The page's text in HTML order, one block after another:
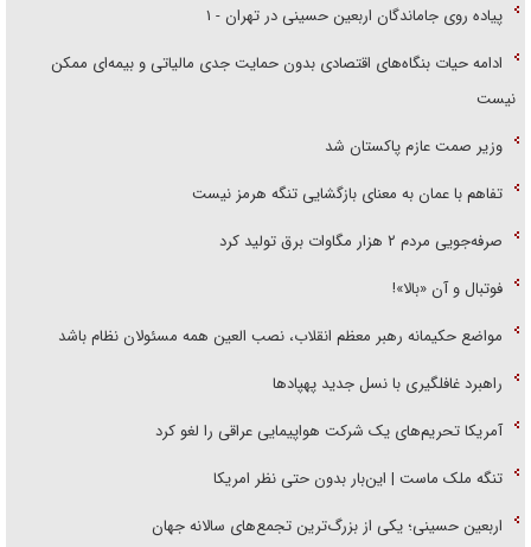
پیاده روی جاماندگان اربعین حسینی در تهران - ۱
ادامه حیات بنگاه‌های اقتصادی بدون حمایت جدی مالیاتی و بیمه‌ای ممکن
نیست
وزیر صمت عازم پاکستان شد
تفاهم با عمان به معنای بازگشایی تنگه هرمز نیست
صرفه‌جویی مردم ۲ هزار مگاوات برق تولید کرد
فوتبال و آن «بالا»!
مواضع حکیمانه رهبر معظم انقلاب، نصب العین همه مسئولان نظام باشد
راهبرد غافلگیری با نسل جدید پهپاد‌ها
آمریکا تحریم‌های یک شرکت هواپیمایی عراقی را لغو کرد
تنگه ملک ماست | این‌بار بدون حتی نظر امریکا
اربعین حسینی؛ یکی از بزرگ‌ترین تجمع‌های سالانه جهان